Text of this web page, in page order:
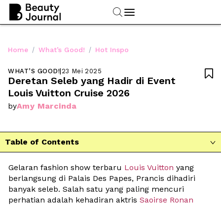
Home / What’s Good! / Hot Inspo
WHAT’S GOOD!|23 Mei 2025
Deretan Seleb yang Hadir di Event
Louis Vuitton Cruise 2026
byAmy Marcinda

Table of Contents 
Gelaran fashion show terbaru Louis Vuitton yang
berlangsung di Palais Des Papes, Prancis dihadiri
banyak seleb. Salah satu yang paling mencuri
perhatian adalah kehadiran aktris Saoirse Ronan